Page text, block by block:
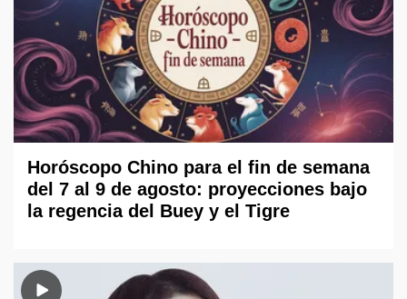
Horóscopo Chino para el fin de semana
del 7 al 9 de agosto: proyecciones bajo
la regencia del Buey y el Tigre